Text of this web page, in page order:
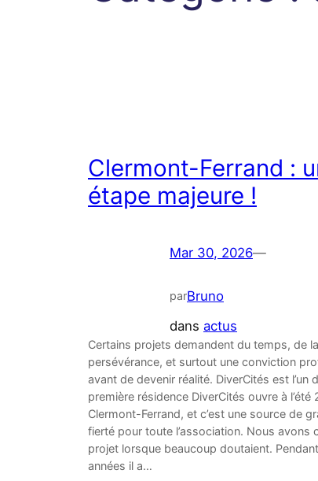
Clermont-Ferrand :
étape majeure !
Mar 30, 2026—
parBruno
dans actus
Certains projets demandent du temps, de la
persévérance, et surtout une conviction
avant de devenir réalité. DiverCités est l’un
première résidence DiverCités ouvre à l’été
Clermont-Ferrand, et c’est une source de
fierté pour toute l’association. Nous avons
projet lorsque beaucoup doutaient.
années il a…